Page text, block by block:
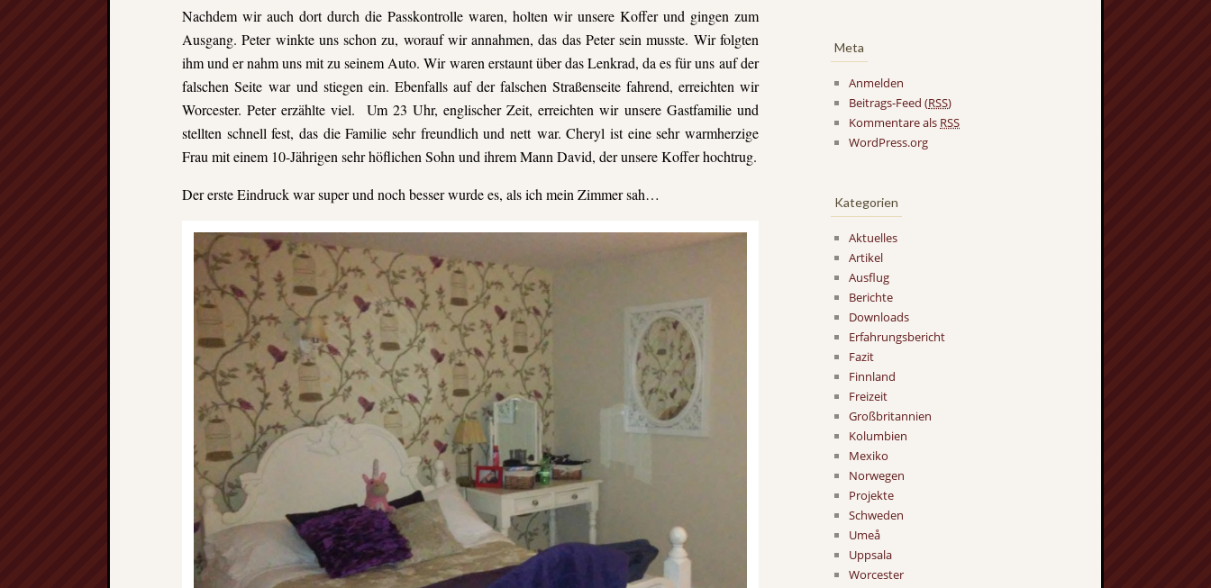
Nachdem wir auch dort durch die Passkontrolle waren, holten wir unsere Koffer und gingen zum
Ausgang. Peter winkte uns schon zu, worauf wir annahmen, das das Peter sein musste. Wir folgten
ihm und er nahm uns mit zu seinem Auto. Wir waren erstaunt über das Lenkrad, da es für uns auf der
falschen Seite war und stiegen ein. Ebenfalls auf der falschen Straßenseite fahrend, erreichten wir
Worcester. Peter erzählte viel. Um 23 Uhr, englischer Zeit, erreichten wir unsere Gastfamilie und
stellten schnell fest, das die Familie sehr freundlich und nett war. Cheryl ist eine sehr warmherzige
Frau mit einem 10-Jährigen sehr höflichen Sohn und ihrem Mann David, der unsere Koffer hochtrug.
Der erste Eindruck war super und noch besser wurde es, als ich mein Zimmer sah…
Meta
Anmelden
Beitrags-Feed (RSS)
Kommentare als RSS
WordPress.org
Kategorien
Aktuelles
Artikel
Ausflug
Berichte
Downloads
Erfahrungsbericht
Fazit
Finnland
Freizeit
Großbritannien
Kolumbien
Mexiko
Norwegen
Projekte
Schweden
Umeå
Uppsala
Worcester